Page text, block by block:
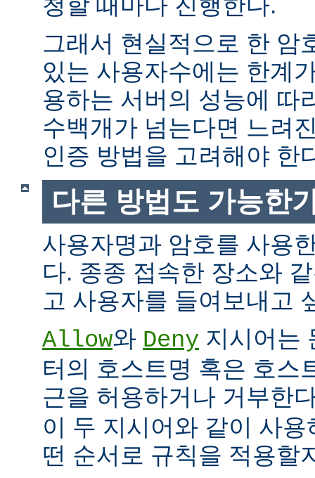
그래서 현실적으로 한 암
있는 사용자수에는 한계
용하는 서버의 성능에 따
수백개가 넘는다면 느려
인증 방법을 고려해야 한
다른 방법도 가능한
사용자명과 암호를 사용
다. 종종 접속한 장소와
고 사용자를 들여보내고
Allow와 Deny 지시어는
터의 호스트명 혹은 호스
근을 허용하거나 거부한
이 두 지시어와 같이 사
떤 순서로 규칙을 적용할